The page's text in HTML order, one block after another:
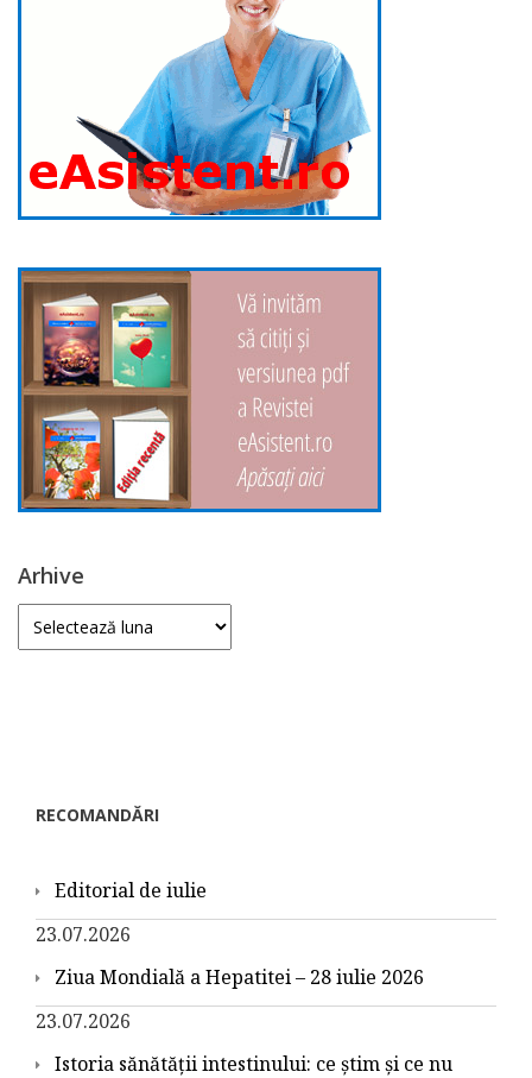
Arhive
Arhive
RECOMANDĂRI
Editorial de iulie
23.07.2026
Ziua Mondială a Hepatitei – 28 iulie 2026
23.07.2026
Istoria sănătății intestinului: ce știm și ce nu